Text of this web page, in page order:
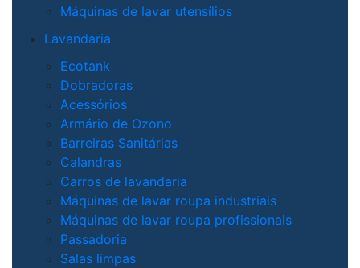
Máquinas de lavar utensílios
Lavandaria
Ecotank
Dobradoras
Acessórios
Armário de Ozono
Barreiras Sanitárias
Calandras
Carros de lavandaria
Máquinas de lavar roupa industriais
Máquinas de lavar roupa profissionais
Passadoria
Salas limpas